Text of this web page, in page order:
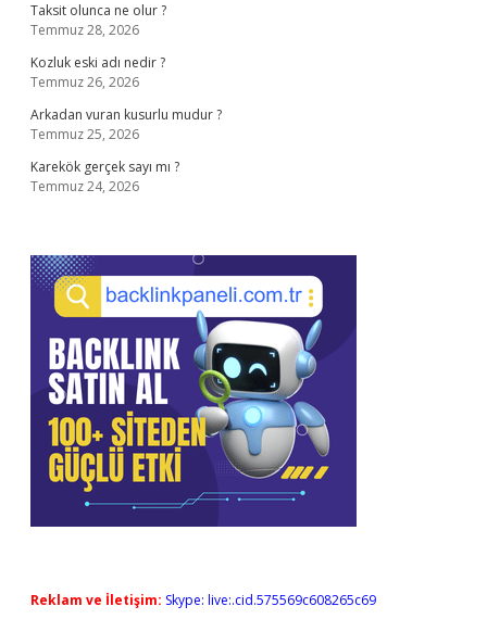
Taksit olunca ne olur ?
Temmuz 28, 2026
Kozluk eski adı nedir ?
Temmuz 26, 2026
Arkadan vuran kusurlu mudur ?
Temmuz 25, 2026
Karekök gerçek sayı mı ?
Temmuz 24, 2026
Reklam ve İletişim: Skype: live:.cid.575569c608265c69